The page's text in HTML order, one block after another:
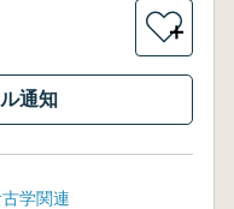
＋
通知
学関連